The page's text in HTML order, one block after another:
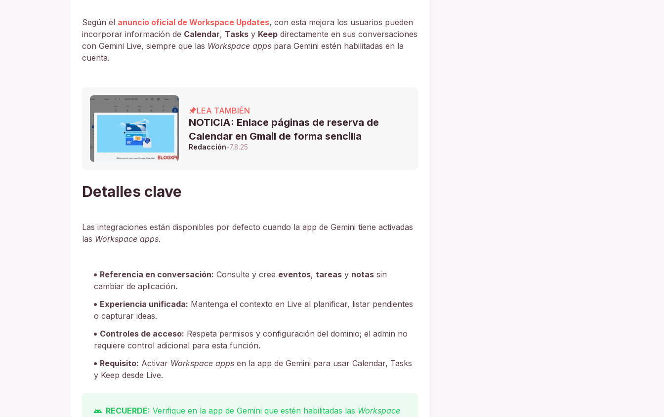
Según el anuncio oficial de Workspace Updates, con esta mejora los usuarios pueden
incorporar información de Calendar, Tasks y Keep directamente en sus conversaciones
con Gemini Live, siempre que las Workspace apps para Gemini estén habilitadas en la
cuenta.
LEA TAMBIÉN
NOTICIA: Enlace páginas de reserva de
Calendar en Gmail de forma sencilla
Redacción-7.8.25
Detalles clave
Las integraciones están disponibles por defecto cuando la app de Gemini tiene activadas
las Workspace apps.
Referencia en conversación: Consulte y cree eventos, tareas y notas sin
cambiar de aplicación.
Experiencia unificada: Mantenga el contexto en Live al planificar, listar pendientes
o capturar ideas.
Controles de acceso: Respeta permisos y configuración del dominio; el admin no
requiere control adicional para esta función.
Requisito: Activar Workspace apps en la app de Gemini para usar Calendar, Tasks
y Keep desde Live.
RECUERDE: Verifique en la app de Gemini que estén habilitadas las Workspace